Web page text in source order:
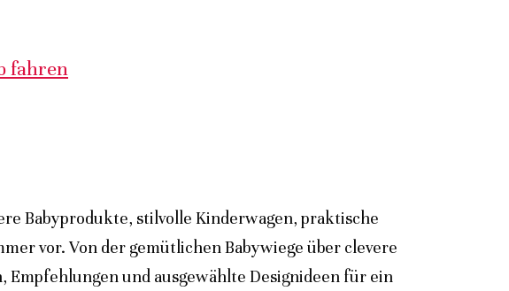
fahren
Babyprodukte, stilvolle Kinderwagen, praktische
vor. Von der gemütlichen Babywiege über clevere
und ausgewählte Designideen für ein